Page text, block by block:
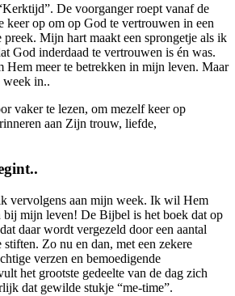
De voorganger roept vanaf de
keer op om op God te vertrouwen in een
Mijn hart maakt een sprongetje als ik
God inderdaad te vertrouwen is én was.
Hem meer te betrekken in mijn leven. Maar
week in..
vaker te lezen, om mezelf keer op
aan Zijn trouw, liefde,
vervolgens aan mijn week. Ik wil Hem
bij mijn leven! De Bijbel is het boek dat op
daar wordt vergezeld door een aantal
Zo nu en dan, met een zekere
verzen en bemoedigende
het grootste gedeelte van de dag zich
dat gewilde stukje “me-time”.